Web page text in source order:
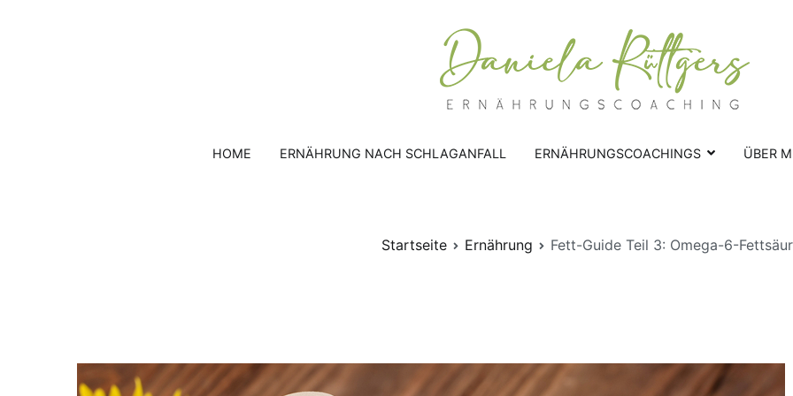
HOME
ERNÄHRUNG NACH SCHLAGANFALL ERNÄHRUNGSCOACHINGS ÜBER
Startseite Ernährung Fett-Guide Teil 3: Omega-6-